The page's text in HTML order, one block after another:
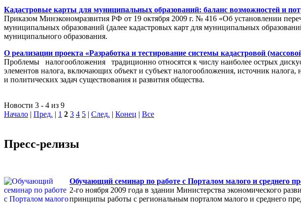
Кадастровые карты для муниципальных образований: баланс возможностей и
Приказом Минэкономразвития РФ от 19 октября 2009 г. № 416 «Об установлении
муниципальных образований (далее кадастровых карт для муниципальных
муниципального образования.
О реализации проекта «Разработка и тестирование системы кадастровой
Проблемы налогообложения традиционно относятся к числу наиболее острых
элементов налога, включающих объект и субъект налогообложения, источник
и политических задач существования и развития общества.
Новости 3 - 4 из 9
Начало | Пред. | 1 2 3 4 5 | След. | Конец | Все
Пресс-релизы
Обучающий семинар по работе с Порталом малого и среднего
2-го ноября 2009 года в здании Министерства экономического
принципы работы с региональным порталом малого и среднего